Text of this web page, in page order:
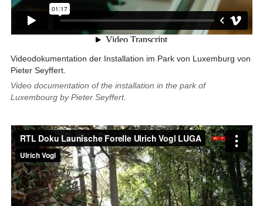
Videodokumentation der Installation im Park von Luxemburg von
Pieter Seyffert.
Video documentation of the installation in the park of
Luxembourg by Pieter Seyffert.